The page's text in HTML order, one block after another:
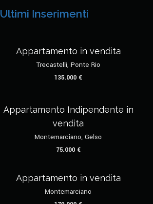
Ultimi Inserimenti
Appartamento in vendita
Trecastelli, Ponte Rio
135.000 €
Appartamento Indipendente in
vendita
Montemarciano, Gelso
75.000 €
Appartamento in vendita
Montemarciano